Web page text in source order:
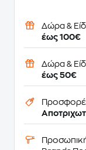
Δώρα &
έως 100€
Δώρα &
έως 50€